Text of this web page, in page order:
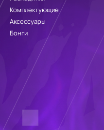
Комплектующие
Аксессуары
Бонги